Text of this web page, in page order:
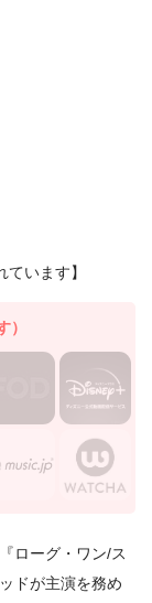
います】
ローグ・ワン/ス
ドが主演を務め